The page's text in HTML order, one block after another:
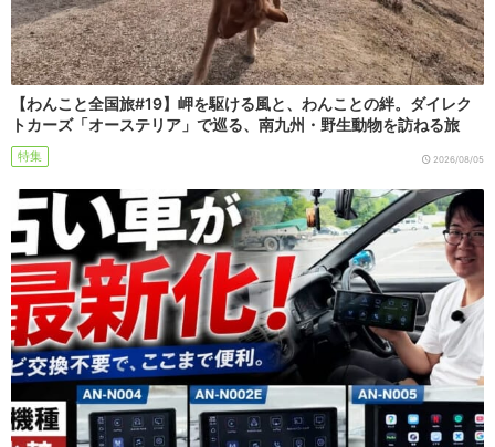
【わんこと全国旅#19】岬を駆ける風と、わんことの絆。ダイレク
トカーズ「オーステリア」で巡る、南九州・野生動物を訪ねる旅
特集 2026/08/05